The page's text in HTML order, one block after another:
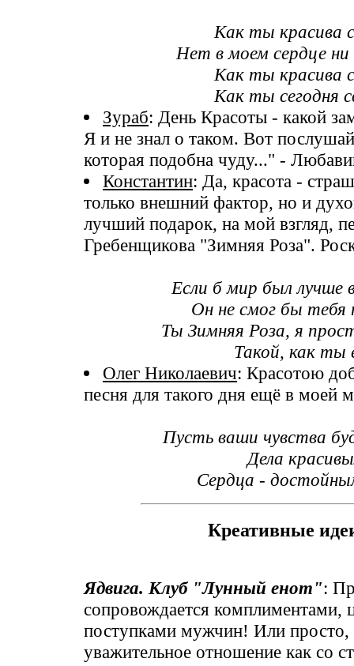
Как ты красива
Нет в моем сердце ни
Как ты красива
Как ты сегодня
Зураб: День Красоты - какой
Я и не знал о таком. Вот
которая подобна чуду..." -
Константин: Да, красота -
только внешний фактор, но и
лучший подарок, на мой взгляд,
Гребенщикова "Зимняя Роза".
Если б мир был лучше
Он не смог бы тебя
Ты Зимняя Роза, я
Такой, как ты
Олег Николаевич: Красотою
песня для такого дня ещё в моей
Пусть ваши чувства
Дела
Сердца -
Креативные
Ядвига. Клуб "Лунный енот":
сопровождается комплиментами,
поступками мужчин! Или просто,
уважительное отношение как со